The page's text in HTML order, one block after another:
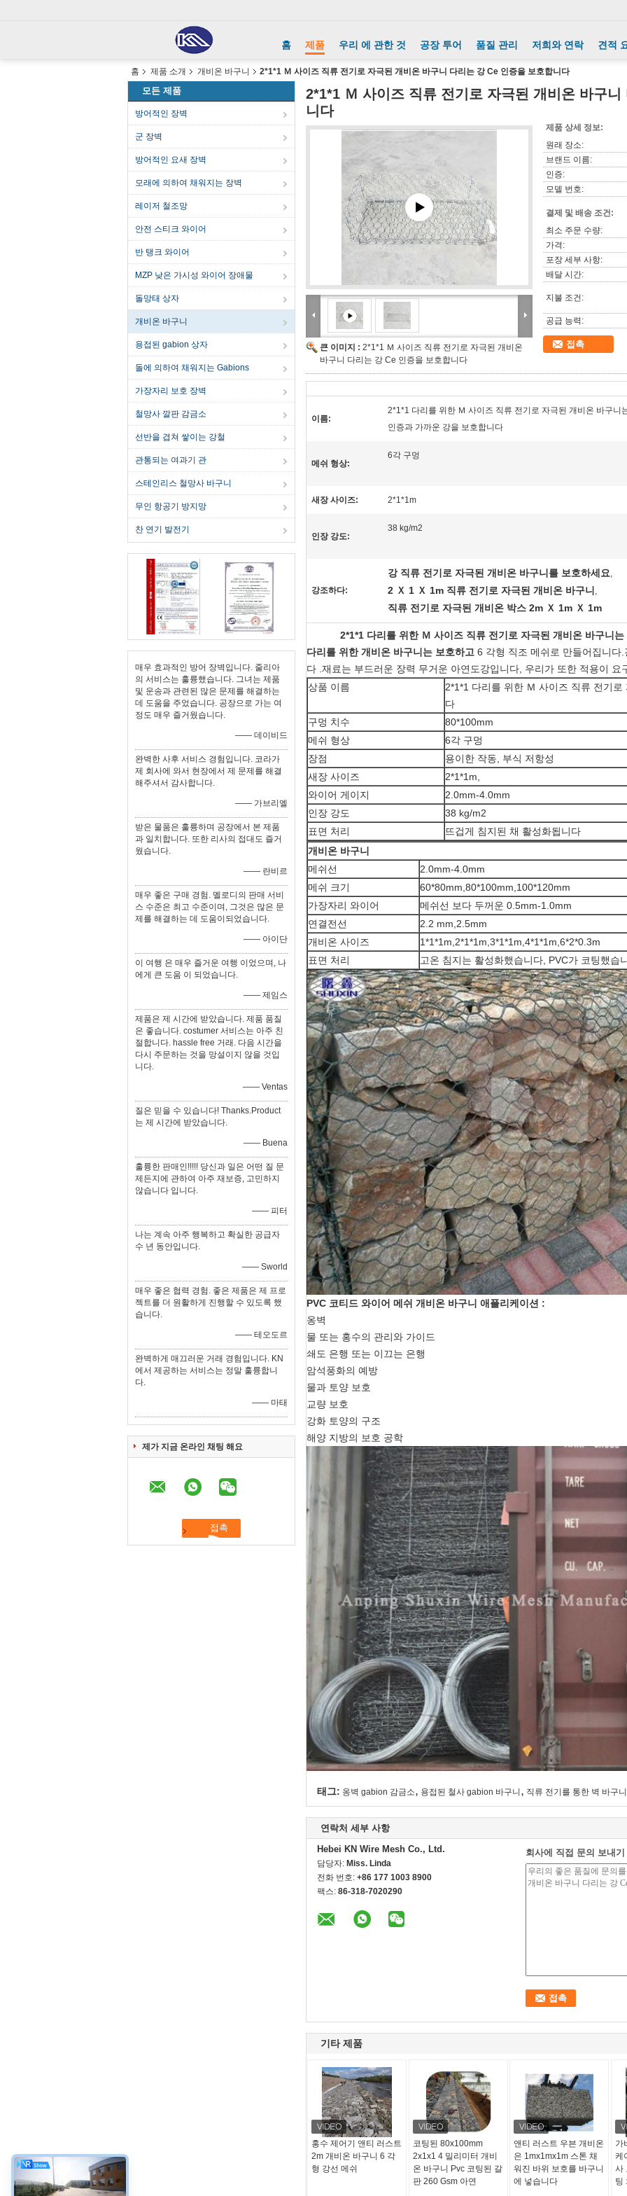
홈 제품 우리 에 관한 것 공장 투어 품질 관리 저희와 연락 견적
홈 제품 소개 개비온 바구니 2*1*1 Ｍ 사이즈 직류 전기로 자극된 개비온 바구니 다리는 강 Ce 인증을 보호합니다
모든 제품
방어적인 장벽
군 장벽
방어적인 요새 장벽
모래에 의하여 채워지는 장벽
레이저 철조망
안전 스티크 와이어
반 탱크 와이어
MZP 낮은 가시성 와이어 장애물
돌망태 상자
개비온 바구니
용접된 gabion 상자
돌에 의하여 채워지는 Gabions
가장자리 보호 장벽
철망사 깔판 감금소
선반을 겹쳐 쌓이는 강철
관통되는 여과기 관
스테인리스 철망사 바구니
무인 항공기 방지망
찬 연기 발전기
매우 효과적인 방어 장벽입니다. 줄리아
의 서비스는 훌륭했습니다. 그녀는 제품
및 운송과 관련된 많은 문제를 해결하는
데 도움을 주었습니다. 공장으로 가는 여
정도 매우 즐거웠습니다.
—— 데이비드
완벽한 사후 서비스 경험입니다. 코라가
제 회사에 와서 현장에서 제 문제를 해결
해주셔서 감사합니다.
—— 가브리엘
받은 물품은 훌륭하며 공장에서 본 제품
과 일치합니다. 또한 리사의 접대도 즐거
웠습니다.
—— 란비르
매우 좋은 구매 경험. 멜로디의 판매 서비
스 수준은 최고 수준이며, 그것은 많은 문
제를 해결하는 데 도움이되었습니다.
—— 아이단
이 여행 은 매우 즐거운 여행 이었으며, 나
에게 큰 도움 이 되었습니다.
—— 제임스
제품은 제 시간에 받았습니다. 제품 품질
은 좋습니다. costumer 서비스는 아주 친
절합니다. hassle free 거래. 다음 시간을
다시 주문하는 것을 망설이지 않을 것입
니다.
—— Ventas
질은 믿을 수 있습니다! Thanks.Product
는 제 시간에 받았습니다.
—— Buena
훌륭한 판매인!!!!! 당신과 일은 어떤 질 문
제든지에 관하여 아주 재보증, 고민하지
않습니다 입니다.
—— 피터
나는 계속 아주 행복하고 확실한 공급자
수 년 동안입니다.
—— Sworld
매우 좋은 협력 경험. 좋은 제품은 제 프로
젝트를 더 원활하게 진행할 수 있도록 했
습니다.
—— 테오도르
완벽하게 매끄러운 거래 경험입니다. KN
에서 제공하는 서비스는 정말 훌륭합니
다.
—— 마태
제가 지금 온라인 채팅 해요
2*1*1 Ｍ 사이즈 직류 전기로 자극된 개비온 바구
니다
큰 이미지 : 2*1*1 Ｍ 사이즈 직류 전기로 자극된 개비온
바구니 다리는 강 Ce 인증을 보호합니다
제품 상세 정보:
원래 장소:
브랜드 이름:
인증:
모델 번호:
결제 및 배송 조건:
최소 주문 수량:
가격:
포장 세부 사항:
배달 시간:
지불 조건:
공급 능력:
접촉
이름:
2*1*1 다리를 위한 Ｍ 사이즈 직류 전기로 자극된 개비온 바구니
인증과 가까운 강을 보호합니다
메쉬 형상:
6각 구멍
새장 사이즈: 2*1*1m
인장 강도:
38 kg/m2
강조하다:
강 직류 전기로 자극된 개비온 바구니를 보호하세요,
2 Ｘ 1 Ｘ 1m 직류 전기로 자극된 개비온 바구니 ,
직류 전기로 자극된 개비온 박스 2m Ｘ 1m Ｘ 1m
2*1*1 다리를 위한 Ｍ 사이즈 직류 전기로 자극된 개비온 바구니
다리를 위한 개비온 바구니는 보호하고 6 각형 직조 메쉬로 만들어집니다.
다 .재료는 부드러운 장력 무거운 아연도강입니다 , 우리가 또한 적용이
상품 이름
2*1*1 다리를 위한 Ｍ 사이즈 직류 전기
다
구멍 치수
80*100mm
메쉬 형상
6각 구멍
장점
용이한 작동, 부식 저항성
새장 사이즈
2*1*1m,
와이어 게이지
2.0mm-4.0mm
인장 강도
38 kg/m2
표면 처리
뜨겁게 침지된 채 활성화됩니다
개비온 바구니
메쉬선
2.0mm-4.0mm
메쉬 크기
60*80mm,80*100mm,100*120mm
가장자리 와이어
메쉬선 보다 두꺼운 0.5mm-1.0mm
연결전선
2.2 mm,2.5mm
개비온 사이즈
1*1*1m,2*1*1m,3*1*1m,4*1*1m,6*2*0.3m
표면 처리
고온 침지는 활성화했습니다, PVC가 코팅했습
PVC 코티드 와이어 메쉬 개비온 바구니 애플리케이션 :
옹벽
물 또는 홍수의 관리와 가이드
쇄도 은행 또는 이끄는 은행
암석풍화의 예방
물과 토양 보호
교량 보호
강화 토양의 구조
해양 지방의 보호 공학
태그: 옹벽 gabion 감금소, 용접된 철사 gabion 바구니, 직류 전기를 통한 벽 바구니
연락처 세부 사항
Hebei KN Wire Mesh Co., Ltd.
담당자: Miss. Linda
전화 번호: +86 177 1003 8900
팩스: 86-318-7020290
회사에 직접 문의 보내기
기타 제품
홍수 제어기 앤티 러스트
2m 개비온 바구니 6 각
형 강선 메쉬
코팅된 80x100mm
2x1x1 4 밀리미터 개비
온 바구니 Pvc 코팅된 갈
판 260 Gsm 아연
앤티 러스트 우븐 개비온
은 1mx1mx1m 스톤 채
워진 바위 보호를 바구니
에 넣습니다
가
케
사
팅